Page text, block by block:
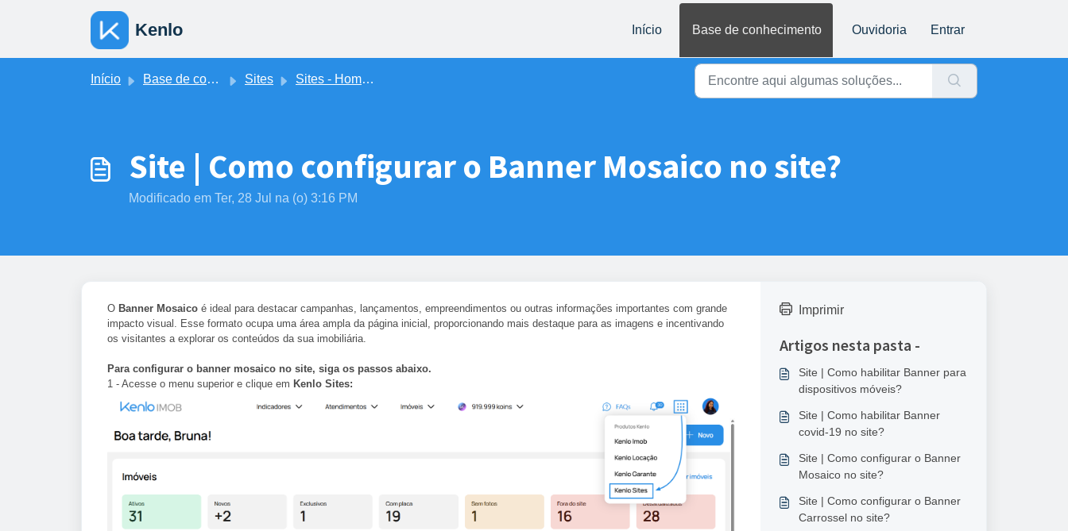
Kenlo Início Base de conhecimento Ouvidoria Entrar
Início Base de conhecimento Sites Sites - Home - Banners e Vitrines
Site | Como configurar o Banner Mosaico no site?
Modificado em Ter, 28 Jul na (o) 3:16 PM
O Banner Mosaico é ideal para destacar campanhas, lançamentos, empreendimentos ou outras informações importantes com grande
impacto visual. Esse formato ocupa uma área ampla da página inicial, proporcionando mais destaque para as imagens e incentivando
os visitantes a explorar os conteúdos da sua imobiliária.
Para configurar o banner mosaico no site, siga os passos abaixo.
1 - Acesse o menu superior e clique em Kenlo Sites:
Imprimir
Artigos nesta pasta -
Site | Como habilitar Banner para
dispositivos móveis?
Site | Como habilitar Banner
covid-19 no site?
Site | Como configurar o Banner
Mosaico no site?
Site | Como configurar o Banner
Carrossel no site?